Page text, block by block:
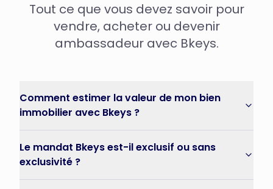
Tout ce que vous devez savoir pour
vendre, acheter ou devenir
ambassadeur avec Bkeys.
Comment estimer la valeur de mon bien
immobilier avec Bkeys ?
Le mandat Bkeys est-il exclusif ou sans
exclusivité ?